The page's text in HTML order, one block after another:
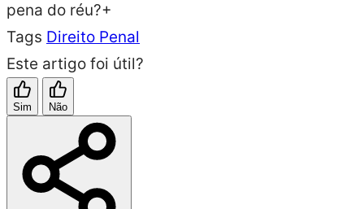
pena do réu?+
Tags Direito Penal
Este artigo foi útil?
Sim Não